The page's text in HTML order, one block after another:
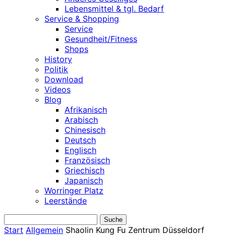
Lebensmittel & tgl. Bedarf
Service & Shopping
Service
Gesundheit/Fitness
Shops
History
Politik
Download
Videos
Blog
Afrikanisch
Arabisch
Chinesisch
Deutsch
Englisch
Französisch
Griechisch
Japanisch
Worringer Platz
Leerstände
Start Allgemein Shaolin Kung Fu Zentrum Düsseldorf